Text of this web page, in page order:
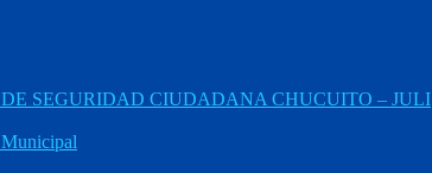
SEGURIDAD CIUDADANA CHUCUITO – JULI